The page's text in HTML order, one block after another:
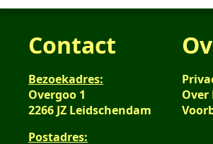
Contact
Bezoekadres:
Overgoo 1
2266 JZ Leidschendam
Postadres:
Over